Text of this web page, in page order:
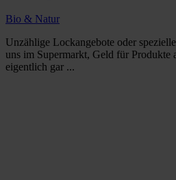
Bio & Natur
Unzählige Lockangebote oder
uns im Supermarkt, Geld für Produkte
eigentlich gar ...